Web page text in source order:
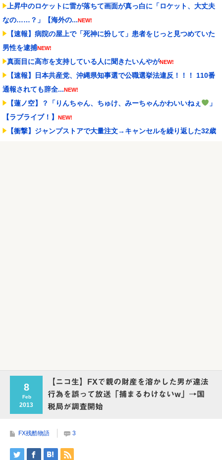
上昇中のロケットに雷が落ちて画面が真っ白に「ロケット、大丈夫
なの……？」【海外の...NEW!
【速報】病院の屋上で「死神に扮して」患者をじっと見つめていた
男性を逮捕NEW!
真面目に高市を支持している人に聞きたいんやがNEW!
【速報】日本共産党、沖縄県知事選で公職選挙法違反！！！ 110番
通報されても辞全...NEW!
【蓮ノ空】？「りんちゃん、ちゅけ、みーちゃんかわいいねぇ
」
【ラブライブ！】
NEW!
【衝撃】ジャンプストアで大量注文→キャンセルを繰り返した32歳
8
Feb
2013
【ニコ生】FXで親の財産を溶かした男が違法
行為を誤って放送「捕まるわけないw」→国
税局が調査開始
FX残酷物語 3